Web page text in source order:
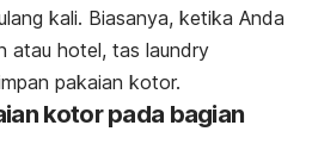
kali. Biasanya, ketika Anda
atau hotel, tas laundry
pakaian kotor.
kotor pada bagian